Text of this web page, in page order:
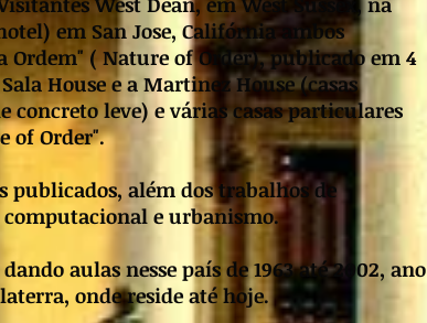
em San Jose, Califórnia ambos
Ordem" ( Nature of Order), publicado em 4
House e a Martinez House (casas
leve) e várias casas particulares
of Order".
além dos trabalhos de
e urbanismo.
aulas nesse país de 1963 até 2002, ano
onde reside até hoje.